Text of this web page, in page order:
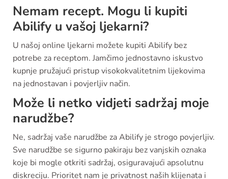
Nemam recept. Mogu li kupiti
Abilify u vašoj ljekarni?
U našoj online ljekarni možete kupiti Abilify bez
potrebe za receptom. Jamčimo jednostavno iskustvo
kupnje pružajući pristup visokokvalitetnim lijekovima
na jednostavan i povjerljiv način.
Može li netko vidjeti sadržaj moje
narudžbe?
Ne, sadržaj vaše narudžbe za Abilify je strogo povjerljiv.
Sve narudžbe se sigurno pakiraju bez vanjskih oznaka
koje bi mogle otkriti sadržaj, osiguravajući apsolutnu
diskreciju. Prioritet nam je privatnost naših klijenata i